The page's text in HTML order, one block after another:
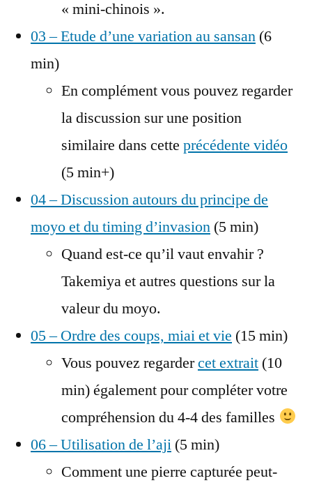
« mini-chinois ».
03 – Etude d’une variation au sansan (6
min)
En complément vous pouvez regarder
la discussion sur une position
similaire dans cette précédente vidéo
(5 min+)
04 – Discussion autours du principe de
moyo et du timing d’invasion (5 min)
Quand est-ce qu’il vaut envahir ?
Takemiya et autres questions sur la
valeur du moyo.
05 – Ordre des coups, miai et vie (15 min)
Vous pouvez regardercet extrait (10
min) également pour compléter votre
compréhension du 4-4 des familles
06 – Utilisation de l’aji (5 min)
Comment une pierre capturée peut-